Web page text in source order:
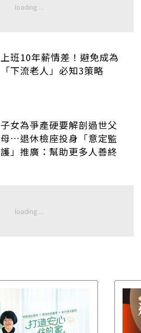
上班10年薪情差！避免成為
「下流老人」必知3策略
子女為爭產硬要解剖過世父
母…退休檢座投身「意定監
護」推廣：幫助更多人善終